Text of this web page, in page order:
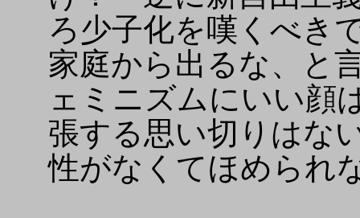
ろ少子化を嘆くべき
家庭から出るな、と
ェミニズムにいい顔
張する思い切りはな
性がなくてほめられ